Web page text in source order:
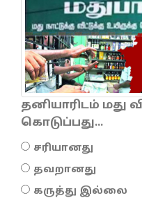
தனியாரிடம்
கொடுப்பது...
சரியானது
தவறானது
கருத்து இல்லை